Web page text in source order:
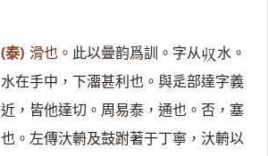
(泰) 滑也。 此以曡韵爲訓。字从𠬞 水。
水在手中，下澑甚利也。與辵部達字義
近，皆他達切。周易泰，通也。否，塞
也。左傳汏輈及鼓跗著于丁寧，汏輈以